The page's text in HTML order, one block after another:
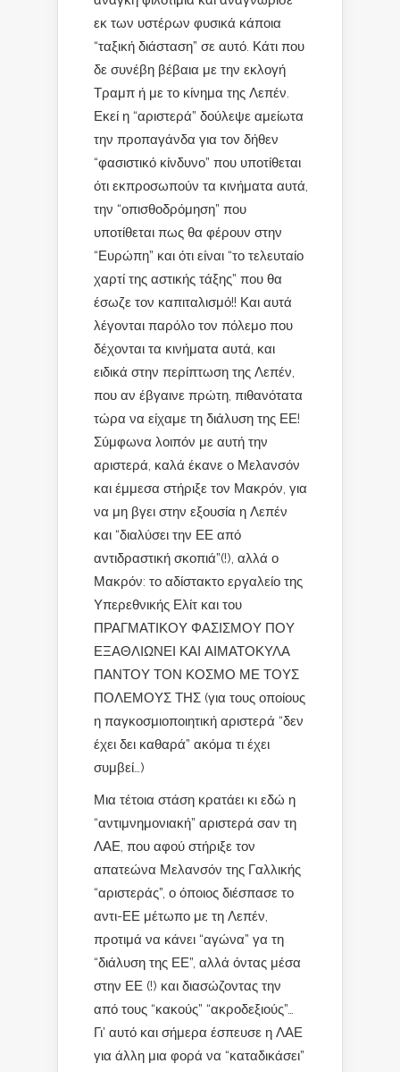
εκ των υστέρων φυσικά κάποια
“ταξική διάσταση” σε αυτό. Κάτι που
δε συνέβη βέβαια με την εκλογή
Τραμπ ή με το κίνημα της Λεπέν.
Εκεί η “αριστερά” δούλεψε αμείωτα
την προπαγάνδα για τον δήθεν
“φασιστικό κίνδυνο” που υποτίθεται
ότι εκπροσωπούν τα κινήματα αυτά,
την “οπισθοδρόμηση” που
υποτίθεται πως θα φέρουν στην
“Ευρώπη” και ότι είναι “το τελευταίο
χαρτί της αστικής τάξης” που θα
έσωζε τον καπιταλισμό!! Και αυτά
λέγονται παρόλο τον πόλεμο που
δέχονται τα κινήματα αυτά, και
ειδικά στην περίπτωση της Λεπέν,
που αν έβγαινε πρώτη, πιθανότατα
τώρα να είχαμε τη διάλυση της ΕΕ!
Σύμφωνα λοιπόν με αυτή την
αριστερά, καλά έκανε ο Μελανσόν
και έμμεσα στήριξε τον Μακρόν, για
να μη βγει στην εξουσία η Λεπέν
και “διαλύσει την ΕΕ από
αντιδραστική σκοπιά”(!), αλλά ο
Μακρόν: το αδίστακτο εργαλείο της
Υπερεθνικής Ελίτ και του
ΠΡΑΓΜΑΤΙΚΟΥ ΦΑΣΙΣΜΟΥ ΠΟΥ
ΕΞΑΘΛΙΩΝΕΙ ΚΑΙ ΑΙΜΑΤΟΚΥΛΑ
ΠΑΝΤΟΥ ΤΟΝ ΚΟΣΜΟ ΜΕ ΤΟΥΣ
ΠΟΛΕΜΟΥΣ ΤΗΣ (για τους οποίους
η παγκοσμιοποιητική αριστερά “δεν
έχει δει καθαρά” ακόμα τι έχει
συμβεί…)
Μια τέτοια στάση κρατάει κι εδώ η
“αντιμνημονιακή” αριστερά σαν τη
ΛΑΕ, που αφού στήριξε τον
απατεώνα Μελανσόν της Γαλλικής
“αριστεράς”, ο όποιος διέσπασε το
αντι-ΕΕ μέτωπο με τη Λεπέν,
προτιμά να κάνει “αγώνα” γα τη
“διάλυση της ΕΕ”, αλλά όντας μέσα
στην ΕΕ (!) και διασώζοντας την
από τους “κακούς” “ακροδεξιούς”…
Γι’ αυτό και σήμερα έσπευσε η ΛΑΕ
για άλλη μια φορά να “καταδικάσει”